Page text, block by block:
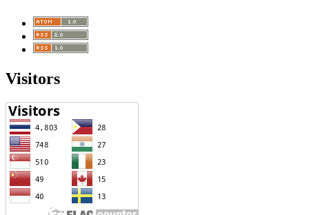
Visitors